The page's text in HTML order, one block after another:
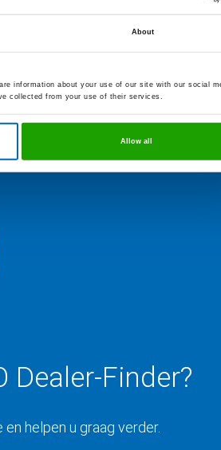
About
information about your use of our site with our social
collected from your use of their services.
Allow all
Dealer-Finder?
helpen u graag verder.